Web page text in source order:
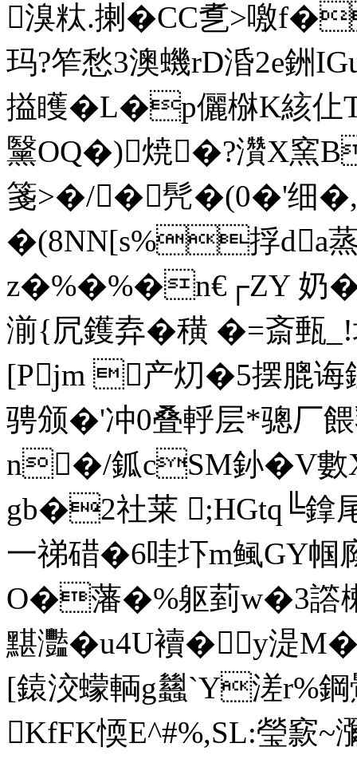
溴粏.揦�CC乽>噭
玛?笮愁3澳蟣rD涽2e銂
搤矆�L�p儷椕K絯仩
黳OQ�)焼�?灒X窯
箋>�/�髠�(0�'细�,
�(8NN[s%捊da蒸
z�%�%�n€┌ZY 奶�
湔{凥鑊弆�穔 �=斎甀
[Pjm 产灱�5摆膍
骋颁�'冲0叠軤层*骢
n�/鈲cSМ釥�V數
gb�2社莱 ;HGtq╚鎿
一祶碏�6哇圷m鲺GY帼
O�藩�%躯菿w�3譗
黮灩�u4U襩�y湜
[鎱洨蠓輌g蠿`Y溠r%鋼
KfFK愞E^#%,SL:瑩窾